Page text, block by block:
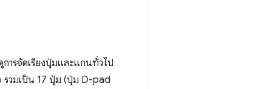
ารจัดเรียงปุ่มและแกนทั่วไป
วมเป็น 17 ปุ่ม (ปุ่ม D-pad